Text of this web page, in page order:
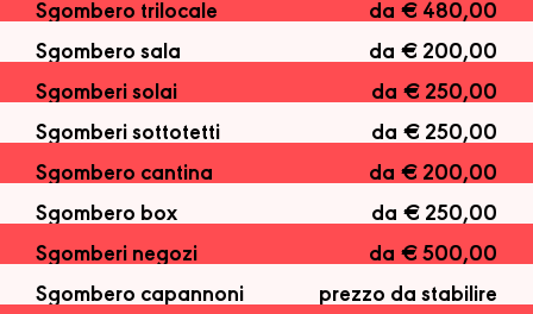
Sgombero trilocale
da € 480,00
Sgombero sala
da € 200,00
Sgomberi solai
da € 250,00
Sgomberi sottotetti
da € 250,00
Sgombero cantina
da € 200,00
Sgombero box
da € 250,00
Sgomberi negozi
da € 500,00
Sgombero capannoni
prezzo da stabilire